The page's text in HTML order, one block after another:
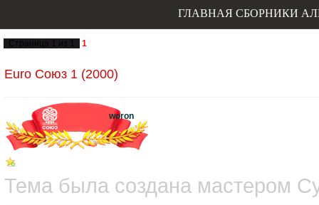
ГЛАВНАЯ СБОРНИКИ
Страница 1 из 1 1
Euro Союз 1 (2000)
woron
Тема была создана мастером